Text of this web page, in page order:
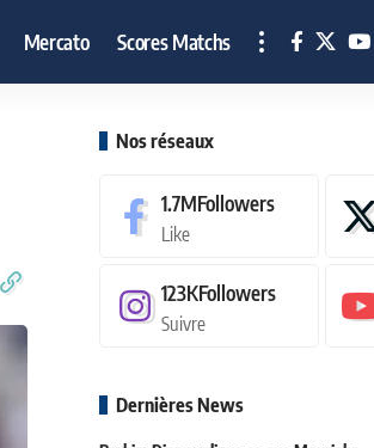
Mercato Scores Matchs
Nos réseaux
1.7MFollowers
Like
123KFollowers
Suivre
Dernières News